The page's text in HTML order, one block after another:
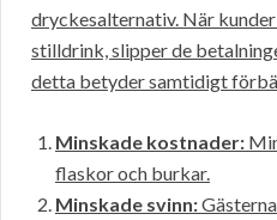
dryckesalternativ. När
stilldrink, slipper de
detta betyder samtidigt
Minskade kostnader:
flaskor och burkar.
Minskade svinn: